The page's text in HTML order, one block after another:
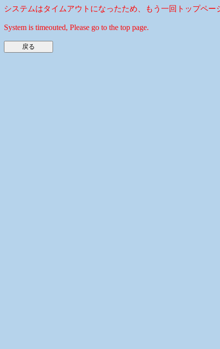
システムはタイムアウトになったため、もう一回トップペー
System is timeouted, Please go to the top page.